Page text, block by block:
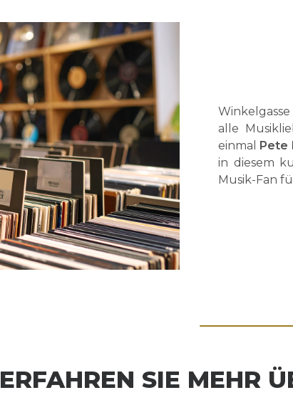
alle
einmal
Pete
in diesem
Musik-Fan
ERFAHREN SIE MEHR